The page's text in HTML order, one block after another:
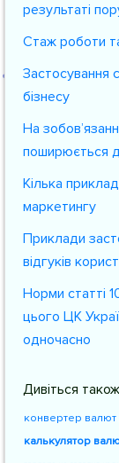
результаті
Стаж роботи
Застосування
бізнесу
На
поширюється
Кілька
маркетингу
Приклади
відгуків
Норми статті
цього ЦК
одночасно
Дивіться
конвертер
калькулятор